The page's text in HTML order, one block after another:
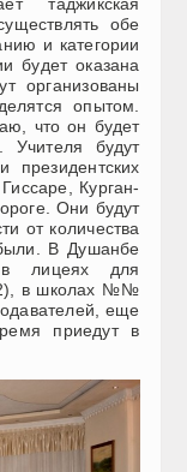
обе
и категории
будет оказана
организованы
опытом.
что он будет
Учителя будут
президентских
Курган-
Они будут
от количества
В Душанбе
в лицеях для
в школах №№
еще
приедут в